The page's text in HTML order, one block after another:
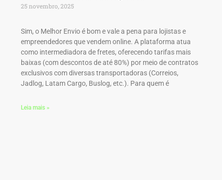
25 novembro, 2025
Sim, o Melhor Envio é bom e vale a pena para lojistas e
empreendedores que vendem online. A plataforma atua
como intermediadora de fretes, oferecendo tarifas mais
baixas (com descontos de até 80%) por meio de contratos
exclusivos com diversas transportadoras (Correios,
Jadlog, Latam Cargo, Buslog, etc.). Para quem é
Leia mais »